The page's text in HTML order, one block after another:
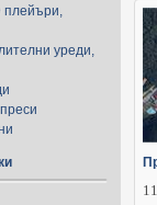
плейъри,
уреди,